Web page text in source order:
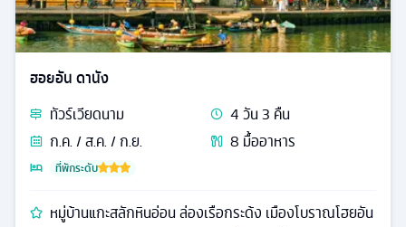
ฮอยอัน ดานัง
ทัวร์เวียดนาม 4วัน3 คืน
ก.ค. / ส.ค. / ก.ย.
8 มื้ออาหาร
ที่พักระดับ
หมู่บ้านแกะสลักหินอ่อน ล่องเรือกระด้ง เมืองโบราณโฮยอัน